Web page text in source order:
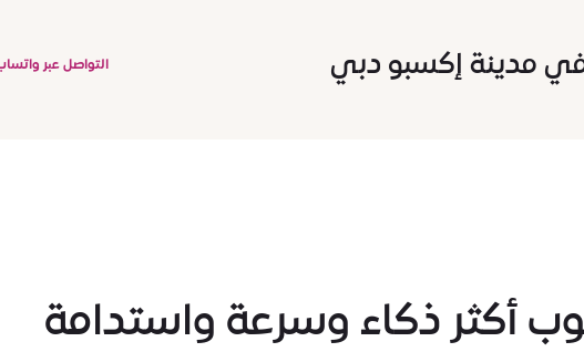
في مدينة إكسبو دبي التواصل عبر
أكثر ذكاء وسرعة واستدامة